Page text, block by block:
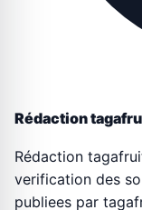
Rédaction
Rédaction
verification des
publiees par